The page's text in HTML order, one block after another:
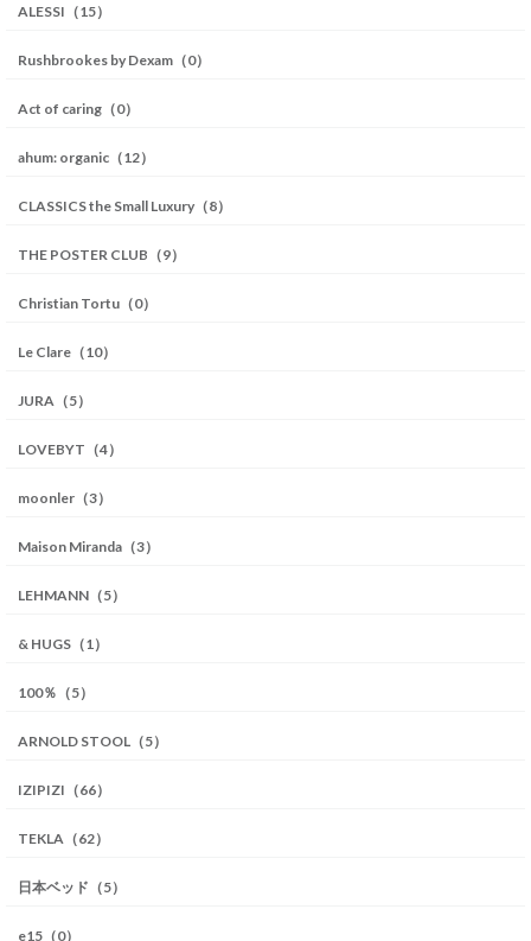
ALESSI（15）
Rushbrookes by Dexam（0）
Act of caring（0）
ahum: organic（12）
CLASSICS the Small Luxury（8）
THE POSTER CLUB（9）
Christian Tortu（0）
Le Clare（10）
JURA（5）
LOVEBYT（4）
moonler（3）
Maison Miranda（3）
LEHMANN（5）
& HUGS（1）
100％（5）
ARNOLD STOOL（5）
IZIPIZI（66）
TEKLA（62）
日本ベッド（5）
e15（0）